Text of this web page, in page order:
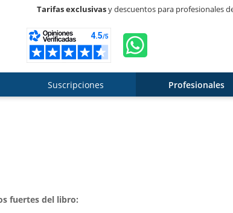
Tarifas exclusivasy descuentos para profesionales
Suscripciones Profesionales
fuertes del libro: